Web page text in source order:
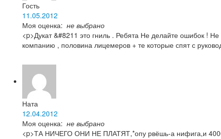
Гость
11.05.2012
Моя оценка: не выбрано
<p>Дукат &#8211 это гниль . Ребята Не делайте ошибок ! Не
компанию , половина лицемеров + те которые спят с
Ната
12.04.2012
Моя оценка: не выбрано
<p>ТА НИЧЕГО ОНИ НЕ ПЛАТЯТ,*опу рвёшь-а нифига,и